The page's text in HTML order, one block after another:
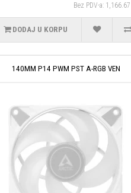
Bez PDV-a: 1,166.67
DODAJ U KORPU
140MM P14 PWM PST A-RGB VEN